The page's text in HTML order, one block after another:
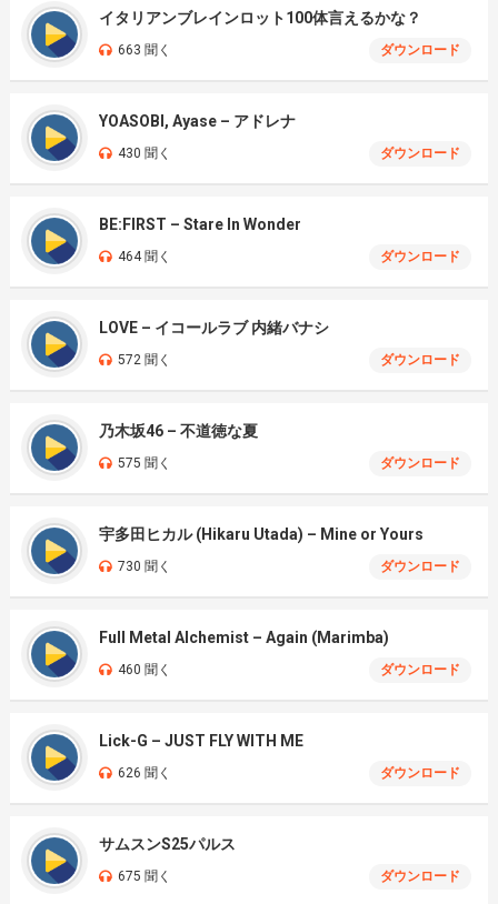
イタリアンブレインロット100体言えるかな？
663 聞く ダウンロード
YOASOBI, Ayase – アドレナ
430 聞く ダウンロード
BE:FIRST – Stare In Wonder
464 聞く ダウンロード
LOVE – イコールラブ 内緒バナシ
572 聞く ダウンロード
乃木坂46 – 不道徳な夏
575 聞く ダウンロード
宇多田ヒカル (Hikaru Utada) – Mine or Yours
730 聞く ダウンロード
Full Metal Alchemist – Again (Marimba)
460 聞く ダウンロード
Lick-G – JUST FLY WITH ME
626 聞く ダウンロード
サムスンS25パルス
675 聞く ダウンロード